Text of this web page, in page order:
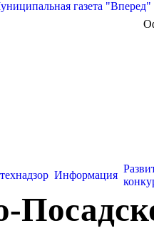
газета "Вперед"
Информация